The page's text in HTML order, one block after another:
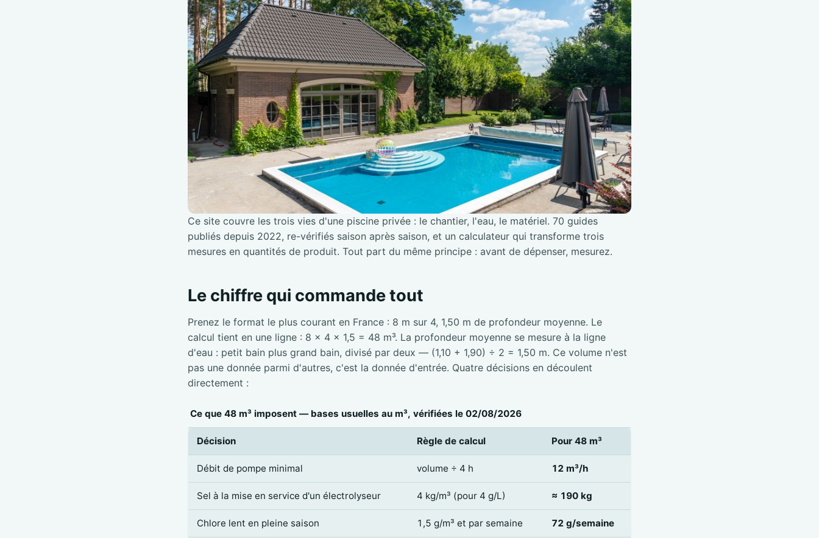
Ce site couvre les trois vies d'une piscine privée : le chantier, l'eau, le matériel. 70 guides
publiés depuis 2022, re-vérifiés saison après saison, et un calculateur qui transforme trois
mesures en quantités de produit. Tout part du même principe : avant de dépenser, mesurez.
Le chiffre qui commande tout
Prenez le format le plus courant en France : 8 m sur 4, 1,50 m de profondeur moyenne. Le
calcul tient en une ligne : 8 × 4 × 1,5 = 48 m³. La profondeur moyenne se mesure à la ligne
d'eau : petit bain plus grand bain, divisé par deux — (1,10 + 1,90) ÷ 2 = 1,50 m. Ce volume n'est
pas une donnée parmi d'autres, c'est la donnée d'entrée. Quatre décisions en découlent
directement :
Ce que 48 m³ imposent — bases usuelles au m³, vérifiées le 02/08/2026
Décision Règle de calcul Pour 48 m³
Débit de pompe minimal volume ÷ 4 h 12 m³/h
Sel à la mise en service d'un électrolyseur 4 kg/m³ (pour 4 g/L) ≈ 190 kg
Chlore lent en pleine saison 1,5 g/m³ et par semaine 72 g/semaine